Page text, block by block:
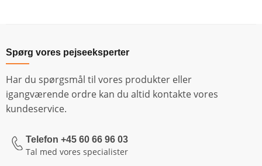
Spørg vores pejseeksperter
Har du spørgsmål til vores produkter eller
igangværende ordre kan du altid kontakte vores
kundeservice.
Telefon +45 60 66 96 03
Tal med vores specialister